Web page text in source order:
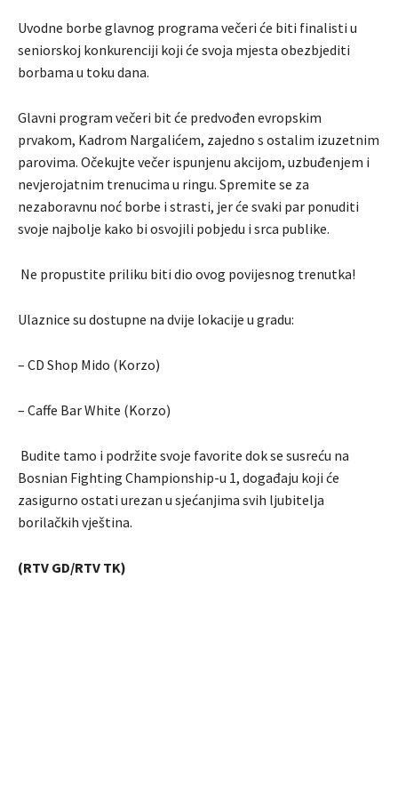
Uvodne borbe glavnog programa večeri će biti finalisti u
seniorskoj konkurenciji koji će svoja mjesta obezbjediti
borbama u toku dana.
Glavni program večeri bit će predvođen evropskim
prvakom, Kadrom Nargalićem, zajedno s ostalim izuzetnim
parovima. Očekujte večer ispunjenu akcijom, uzbuđenjem i
nevjerojatnim trenucima u ringu. Spremite se za
nezaboravnu noć borbe i strasti, jer će svaki par ponuditi
svoje najbolje kako bi osvojili pobjedu i srca publike.
Ne propustite priliku biti dio ovog povijesnog trenutka!
Ulaznice su dostupne na dvije lokacije u gradu:
– CD Shop Mido (Korzo)
– Caffe Bar White (Korzo)
Budite tamo i podržite svoje favorite dok se susreću na
Bosnian Fighting Championship-u 1, događaju koji će
zasigurno ostati urezan u sjećanjima svih ljubitelja
borilačkih vještina.
(RTV GD/RTV TK)